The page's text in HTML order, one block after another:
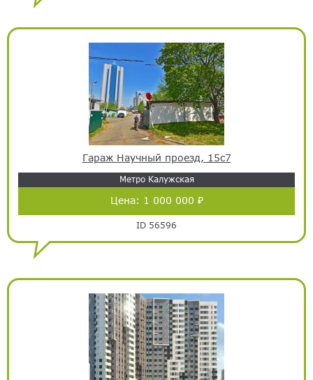
Гараж Научный проезд, 15с7
Метро Калужская
Цена: 1 000 000 ₽
ID 56596